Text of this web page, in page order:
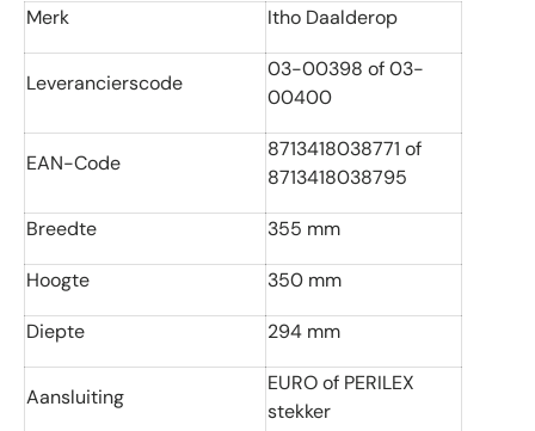
Merk Itho Daalderop
Leverancierscode
03-00398 of 03-
00400
EAN-Code
8713418038771 of
8713418038795
Breedte 355 mm
Hoogte 350 mm
Diepte 294 mm
Aansluiting
EURO of PERILEX
stekker